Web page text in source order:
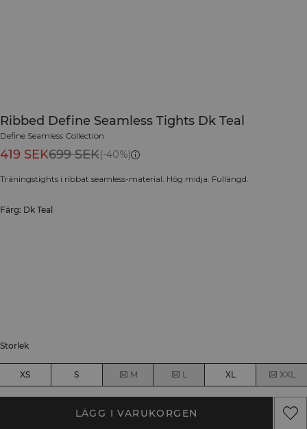
Ribbed Define Seamless Tights Dk Teal
Define Seamless Collection
419 SEK699 SEK(-40%)
Träningstights i ribbat seamless-material. Hög midja. Fullängd.
Färg: Dk Teal
Storlek
XS S M L XL XXL
LÄGG I VARUKORGEN